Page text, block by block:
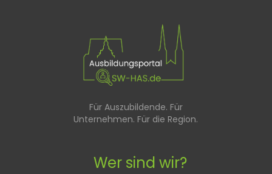
Für Auszubildende. Für
Unternehmen. Für die Region.
Wer sind wir?